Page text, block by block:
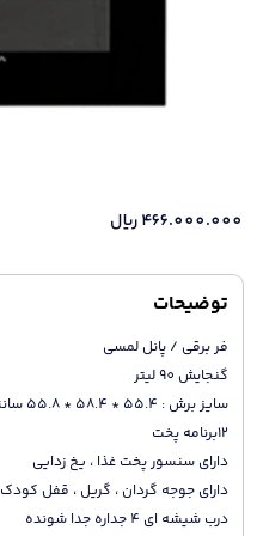
466.000.000ریال
توضیحات
فر برقی / پانل لمسی
گنجایش 90 لیتر
سایز برش : 55.4 * 58.4 * 55.8 سانتیمتر
12برنامه پخت
دارای سنسور پخت غذا ، یخ زدایی
دارای جوجه گردان ، گریل ، قفل کودک
درب شیشه ای 4 جداره جدا شونده